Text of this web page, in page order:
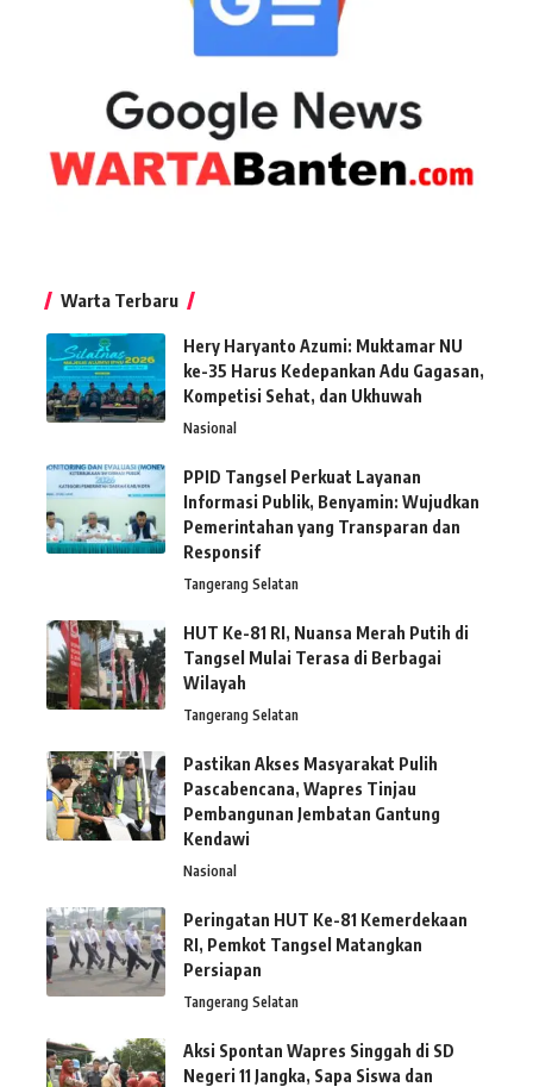
Warta Terbaru
Hery Haryanto Azumi: Muktamar NU
ke-35 Harus Kedepankan Adu Gagasan,
Kompetisi Sehat, dan Ukhuwah
Nasional
PPID Tangsel Perkuat Layanan
Informasi Publik, Benyamin: Wujudkan
Pemerintahan yang Transparan dan
Responsif
Tangerang Selatan
HUT Ke-81 RI, Nuansa Merah Putih di
Tangsel Mulai Terasa di Berbagai
Wilayah
Tangerang Selatan
Pastikan Akses Masyarakat Pulih
Pascabencana, Wapres Tinjau
Pembangunan Jembatan Gantung
Kendawi
Nasional
Peringatan HUT Ke-81 Kemerdekaan
RI, Pemkot Tangsel Matangkan
Persiapan
Tangerang Selatan
Aksi Spontan Wapres Singgah di SD
Negeri 11 Jangka, Sapa Siswa dan